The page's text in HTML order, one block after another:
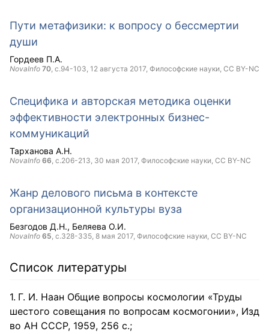
Пути метафизики: к вопросу о бессмертии
души
Гордеев П.А.
NovaInfo 70, с.94-103, 12 августа 2017, Философские науки, CC BY-NC
Специфика и авторская методика оценки
эффективности электронных бизнес-
коммуникаций
Тарханова А.Н.
NovaInfo 66, с.206-213, 30 мая 2017, Философские науки, CC BY-NC
Жанр делового письма в контексте
организационной культуры вуза
Безгодов Д.Н. Беляева О.И.
NovaInfo 65, с.328-335, 8 мая 2017, Философские науки, CC BY-NC
Список литературы
Г. И. Наан Общие вопросы космологии «Труды
шестого совещания по вопросам космогонии», Изд
во АН СССР, 1959, 256 с.;